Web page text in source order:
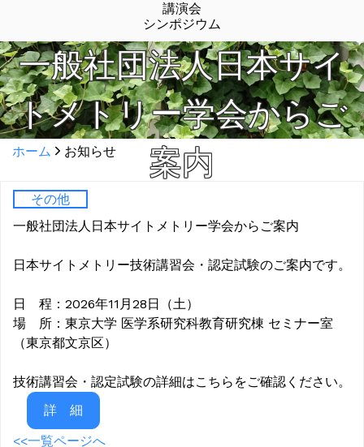
講演会
シンポジウム
一般社団法人日本サイ
トメトリー学会からご
案内
ホーム お知らせ
その他
一般社団法人日本サイトメトリー学会からご案内
日本サイトメトリー技術講習会・認定試験のご案内です。
日 程：2026年11月28日（土）
場 所：東京大学 医学系研究科教育研究棟 セミナー室
（東京都文京区）
技術講習会・認定試験の詳細はこちらをご確認ください。
詳 細
<<一覧ページへ